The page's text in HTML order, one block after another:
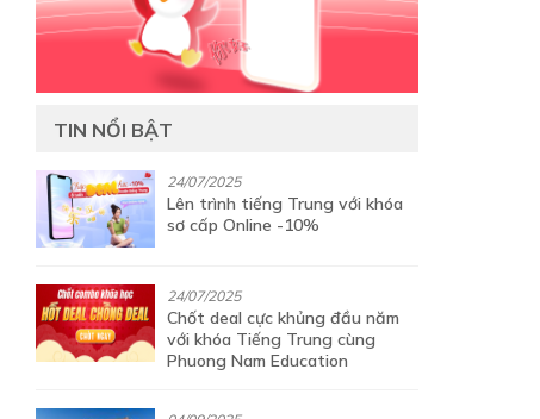
TIN NỔI BẬT
24/07/2025
Lên trình tiếng Trung với khóa
sơ cấp Online -10%
24/07/2025
Chốt deal cực khủng đầu năm
với khóa Tiếng Trung cùng
Phuong Nam Education